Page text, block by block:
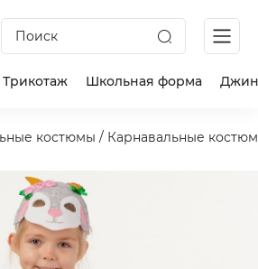
Поиск
Трикотаж Школьная форма
костюмы / Карнавальные